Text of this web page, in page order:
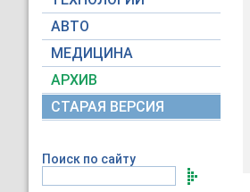
АВТО
МЕДИЦИНА
АРХИВ
СТАРАЯ ВЕРСИЯ
Поиск по сайту